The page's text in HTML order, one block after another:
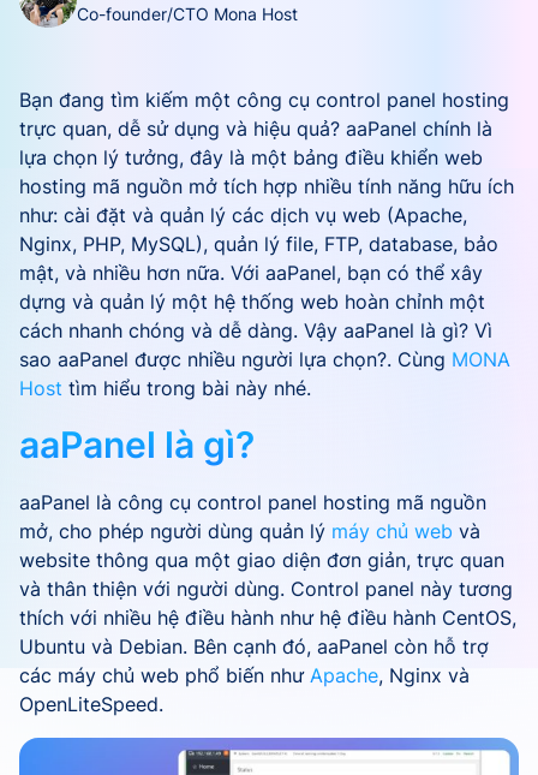
Co-founder/CTO Mona Host
Bạn đang tìm kiếm một công cụ control panel hosting
trực quan, dễ sử dụng và hiệu quả? aaPanel chính là
lựa chọn lý tưởng, đây là một bảng điều khiển web
hosting mã nguồn mở tích hợp nhiều tính năng hữu ích
như: cài đặt và quản lý các dịch vụ web (Apache,
Nginx, PHP, MySQL), quản lý file, FTP, database, bảo
mật, và nhiều hơn nữa. Với aaPanel, bạn có thể xây
dựng và quản lý một hệ thống web hoàn chỉnh một
cách nhanh chóng và dễ dàng. Vậy aaPanel là gì? Vì
sao aaPanel được nhiều người lựa chọn?. Cùng MONA
Host tìm hiểu trong bài này nhé.
aaPanel là gì?
aaPanel là công cụ control panel hosting mã nguồn
mở, cho phép người dùng quản lý máy chủ web và
website thông qua một giao diện đơn giản, trực quan
và thân thiện với người dùng. Control panel này tương
thích với nhiều hệ điều hành như hệ điều hành CentOS,
Ubuntu và Debian. Bên cạnh đó, aaPanel còn hỗ trợ
các máy chủ web phổ biến như Apache, Nginx và
OpenLiteSpeed.